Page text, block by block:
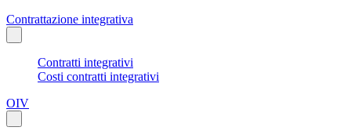
Contrattazione integrativa
Contratti integrativi
Costi contratti integrativi
OIV